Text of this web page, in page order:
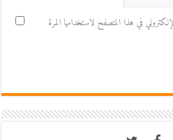
في هذا المتصفح لاستخدامها المرة